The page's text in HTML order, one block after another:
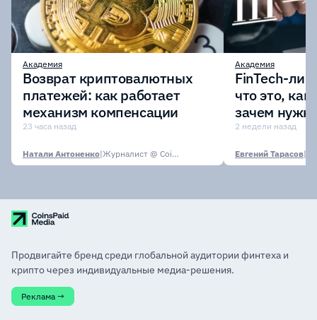
Академия
Возврат криптовалютных
платежей: как работает
механизм компенсации
23 часа назад
Натали Антоненко| Журналист @ CoinsPaid Media
Академия
FinTech-
что это,
зачем
2 недели назад
Евгений Тарасов|
Продвигайте бренд среди глобальной аудитории финтеха и
крипто через индивидуальные медиа-решения.
Реклама →